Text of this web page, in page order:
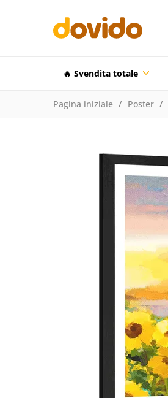
🔥 Svendita totale
Pagina iniziale Poster